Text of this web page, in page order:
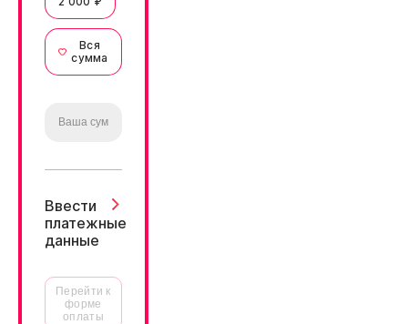
Вся
сумма
Ввести
платежные
данные
Перейти к
форме
оплаты